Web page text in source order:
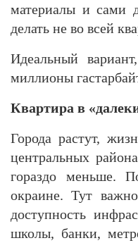
материалы и сами
делать не во всей
Идеальный
миллионы
Квартира в
Города растут,
центральных
гораздо меньше.
окраине. Тут
доступность
школы, банки,